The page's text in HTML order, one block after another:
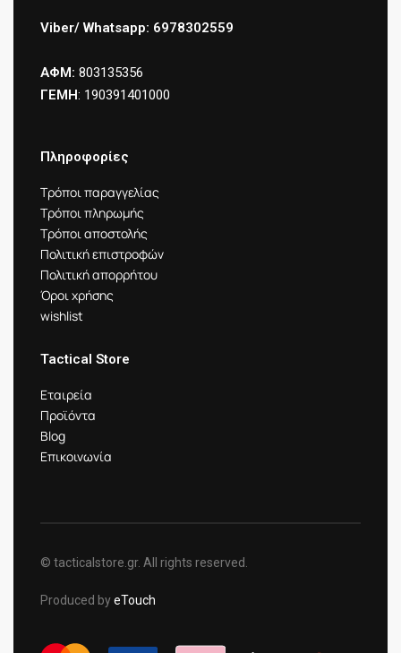
Viber/ Whatsapp: 6978302559
ΑΦΜ: 803135356
ΓΕΜΗ: 190391401000
Πληροφορίες
Τρόποι παραγγελίας
Τρόποι πληρωμής
Τρόποι αποστολής
Πολιτική επιστροφών
Πολιτική απορρήτου
Όροι χρήσης
wishlist
Tactical Store
Εταιρεία
Προϊόντα
Blog
Επικοινωνία
© tacticalstore.gr. All rights reserved.
Produced byeTouch